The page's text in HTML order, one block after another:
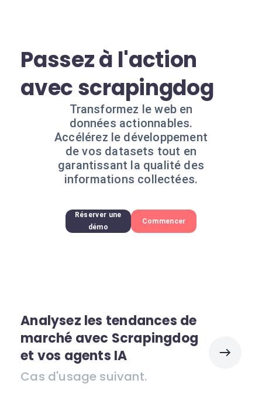
Passez à l'action
avec scrapingdog
Transformez le web en
données actionnables.
Accélérez le développement
de vos datasets tout en
garantissant la qualité des
informations collectées.
Réserver une
démo
Commencer
Analysez les tendances de
marché avec Scrapingdog
et vos agents IA
Cas d'usage suivant.